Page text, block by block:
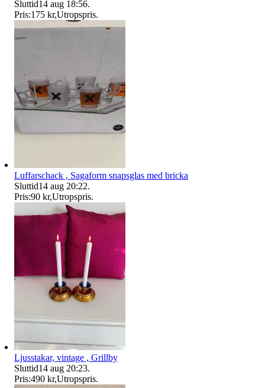
Sluttid14 aug 18:56.
Pris:175 kr,Utropspris.
Luffarschack , Sagaform snapsglas med bricka
Sluttid14 aug 20:22.
Pris:90 kr,Utropspris.
Ljusstakar, vintage , Grillby
Sluttid14 aug 20:23.
Pris:490 kr,Utropspris.